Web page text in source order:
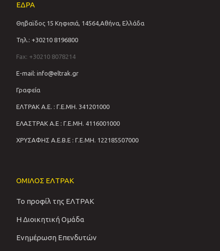
ΕΔΡΑ
Θηβαϊδος 15 Κηφισιά, 14564,Αθήνα, Ελλάδα
Τηλ.: +30210 8196800
Fax: +30210 8078214
E-mail: info@eltrak.gr
Γραφεία
ΕΛΤΡΑΚ Α.Ε. : Γ.Ε.ΜΗ. 341201000
ΕΛΑΣΤΡΑΚ Α.Ε : Γ.Ε.ΜΗ. 4116001000
ΧΡΥΣΑΦΗΣ Α.Ε.Β.Ε : Γ.Ε.ΜΗ. 122185507000
ΟΜΙΛΟΣ ΕΛΤΡΑΚ
Το προφίλ της ΕΛΤΡΑΚ
Η Διοικητική Ομάδα
Ενημέρωση Επενδυτών